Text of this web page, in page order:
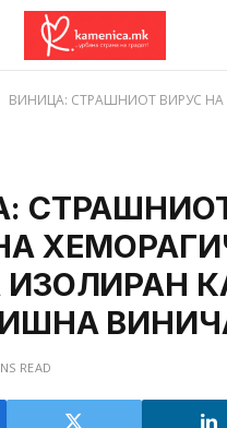
ВИНИЦА: СТРАШНИОТ ВИРУС НА ХЕМОРАГИЧНА ТРЕСКА ИЗОЛИРАН
ИЗОЛИРАН
READ